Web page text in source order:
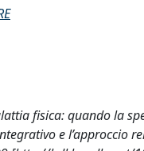
fisica: quando la
e